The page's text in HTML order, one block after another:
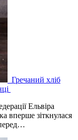
Гречаний хліб
Ельвіра
вперше зіткнулася